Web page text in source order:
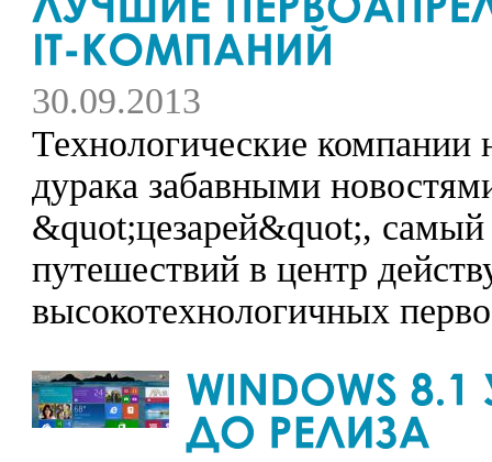
30.09.2013
Технологические компании
дурака забавными
&quot;цезарей&quot;,
путешествий в центр
высокотехнологичных